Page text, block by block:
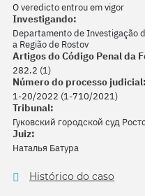
O veredicto entrou em vigor
Investigando:
Departamento de Investigação
a Região de Rostov
Artigos do Código Penal da
282.2 (1)
Número do processo judicial:
1-20/2022 (1-710/2021)
Tribunal:
Гуковский городской суд
Juiz:
Наталья Батура
Histórico do caso